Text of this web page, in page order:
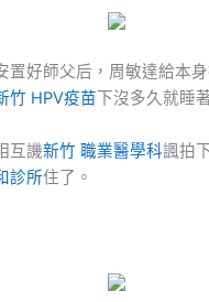
置好師父后，周敏達給本
竹 HPV疫苗 下沒多久就睡
互譏新竹 職業醫學科諷拍
診所住了。